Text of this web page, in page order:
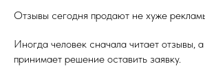
Отзывы сегодня продают не хуже
Иногда человек сначала читает отзывы,
принимает решение оставить заявку.